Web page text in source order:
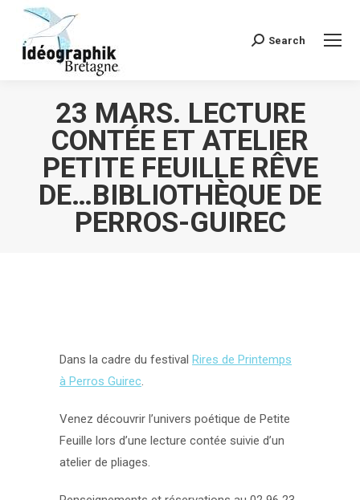
Recherche
Search
23 MARS. LECTURE
CONTÉE ET ATELIER
PETITE FEUILLE RÊVE
DE…BIBLIOTHÈQUE DE
PERROS-GUIREC
Dans la cadre du festival Rires de Printemps
à Perros Guirec.
Venez découvrir l’univers poétique de Petite
Feuille lors d’une lecture contée suivie d’un
atelier de pliages.